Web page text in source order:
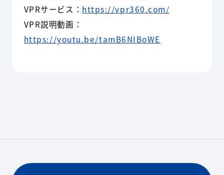
VPRサービス： https://vpr360.com/
VPR説明動画：
https://youtu.be/tamB6NIBoWE